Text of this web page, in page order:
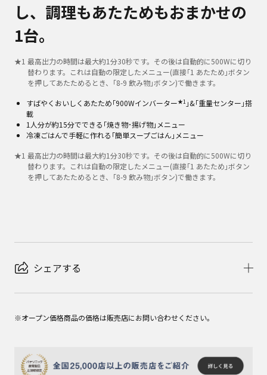
し、調理もあたためもおまかせの
1台。
★1 最高出力の時間は最大約1分30秒です。その後は自動的に500Wに切り
替わります。これは自動の限定したメニュー(直接｢1 あたため｣ボタン
を押してあたためるとき、｢8-9 飲み物｣ボタン)で働きます。
すばやくおいしくあたため｢900Wインバーター★1 ｣&｢重量センター｣搭
載
1人分が約15分でできる｢焼き物･揚げ物｣メニュー
冷凍ごはんで手軽に作れる｢簡単スープごはん｣メニュー
★1 最高出力の時間は最大約1分30秒です。その後は自動的に500Wに切り
替わります。これは自動の限定したメニュー(直接｢1 あたため｣ボタン
を押してあたためるとき、｢8-9 飲み物｣ボタン)で働きます。
シェアする
※オープン価格商品の価格は販売店にお問い合わせください。